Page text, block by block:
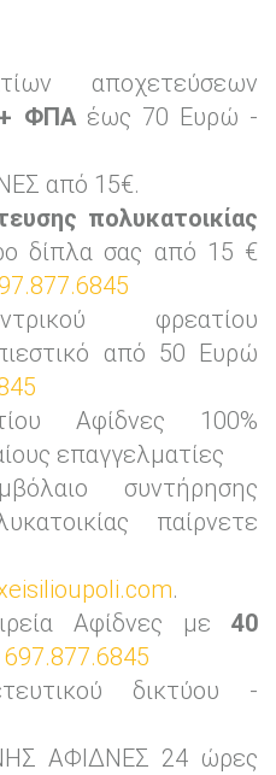
αποχετεύσεων
ΦΠΑέως 70 Ευρώ -
από 15€.
πολυκατοικίας
δίπλα σας από 15 €
φρεατίου
από 50 Ευρώ
Αφίδνες 100%
επαγγελματίες
συντήρησης
παίρνετε
.
Αφίδνες με 40
697.877.6845
δικτύου -
ΑΦΙΔΝΕΣ 24 ώρες